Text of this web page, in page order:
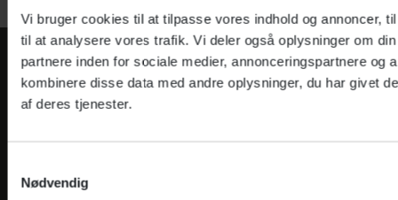
Vi bruger cookies til at tilpasse vores indhold og annoncer,
til at analysere vores trafik. Vi deler også oplysninger om
partnere inden for sociale medier, annonceringspartnere og
kombinere disse data med andre oplysninger, du har givet
af deres tjenester.
Nødvendig
Kontakt os
Juridisk information